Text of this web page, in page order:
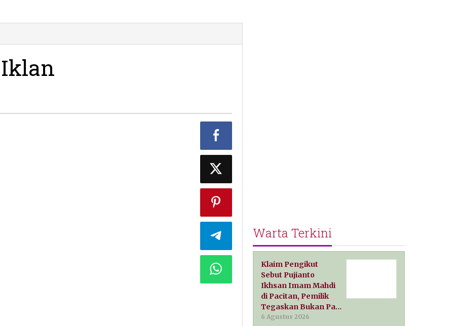
Warta Terkini
Klaim Pengikut
Sebut Pujianto
Ikhsan Imam Mahdi
di Pacitan, Pemilik
Tegaskan Bukan Pa…
6 Agustus 2026